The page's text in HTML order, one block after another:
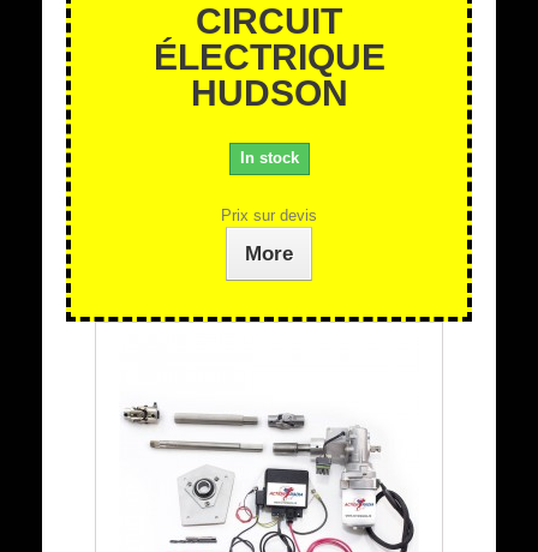
CIRCUIT
ÉLECTRIQUE
HUDSON
In stock
Prix sur devis
More